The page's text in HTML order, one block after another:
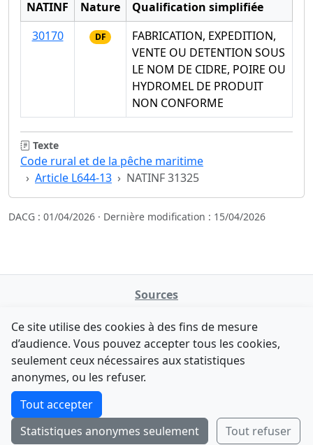
NATINF Nature
Qualification simplifiée
30170
DF
FABRICATION, EXPEDITION,
VENTE OU DETENTION SOUS
LE NOM DE CIDRE, POIRE OU
HYDROMEL DE PRODUIT
NON CONFORME
Texte
Code rural et de la pêche maritime
Article L644-13
NATINF 31325
DACG : 01/04/2026 · Dernière modification : 15/04/2026
Sources
data.gouv.fr
Legifrance - API
Contact
F-Droid·App Store
Tchap
© 2026retiolus— NATINFo
Comment avez-vous découvert NATINFo ?
Une courte réponse suffit (500 caractères max).
Envoyer Ignorer
Ce site utilise des cookies à des fins de mesure
d’audience. Vous pouvez accepter tous les cookies,
seulement ceux nécessaires aux statistiques
anonymes, ou les refuser.
Tout accepter
Statistiques anonymes seulement
Tout refuser